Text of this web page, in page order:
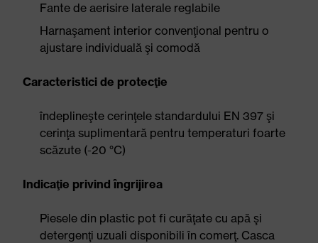
Fante de aerisire laterale reglabile
Harnaşament interior convenţional pentru o
ajustare individuală şi comodă
Caracteristici de protecţie
îndeplineşte cerinţele standardului EN 397 şi
cerinţa suplimentară pentru temperaturi foarte
scăzute (-20 °C)
Indicaţie privind îngrijirea
Piesele din plastic pot fi curăţate cu apă şi
detergenţi uzuali disponibili în comerţ. Casca